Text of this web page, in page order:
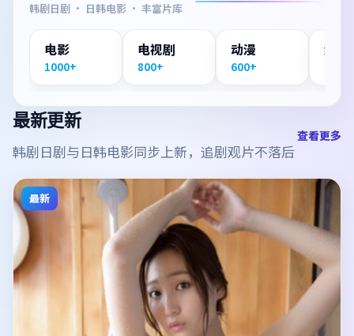
韩剧日剧 · 日韩电影 · 丰富片库
电影
1000+
电视剧
800+
动漫
600+
纪录
300+
最新更新
韩剧日剧与日韩电影同步上新，追剧观片不落后
查看更多
最新